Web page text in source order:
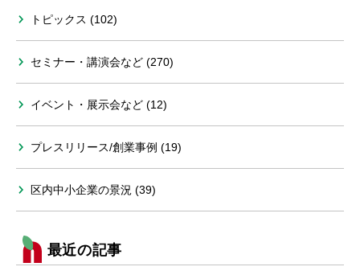
トピックス (102)
セミナー・講演会など (270)
イベント・展示会など (12)
プレスリリース/創業事例 (19)
区内中小企業の景況 (39)
最近の記事